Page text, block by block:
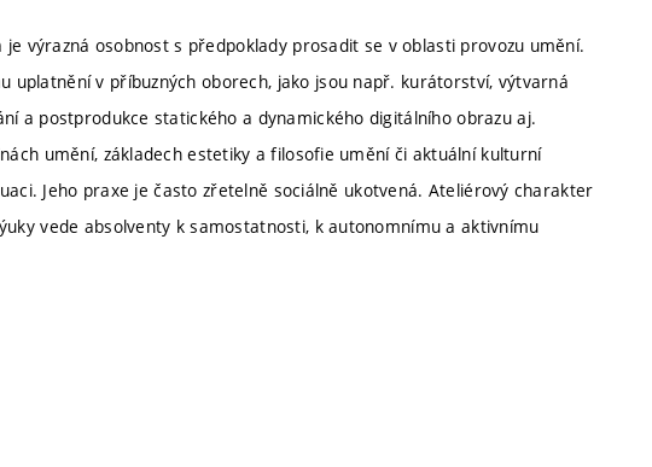
výrazná osobnost s předpoklady prosadit se v oblasti provozu umění.
uplatnění v příbuzných oborech, jako jsou např. kurátorství, výtvarná
a postprodukce statického a dynamického digitálního obrazu aj.
umění, základech estetiky a filosofie umění či aktuální kulturní
Jeho praxe je často zřetelně sociálně ukotvená. Ateliérový charakter
vede absolventy k samostatnosti, k autonomnímu a aktivnímu